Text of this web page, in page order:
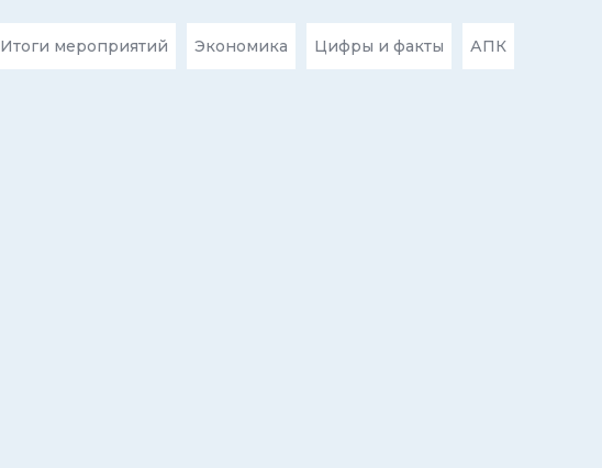
Итоги мероприятий Экономика Цифры и факты АПК